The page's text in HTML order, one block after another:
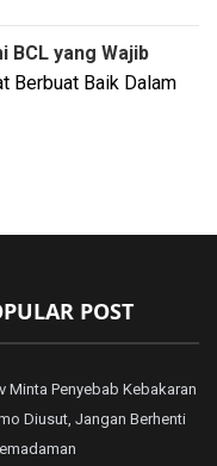
BCL yang Wajib
Berbuat Baik Dalam
POST
Minta Penyebab Kebakaran
Diusut, Jangan Berhenti